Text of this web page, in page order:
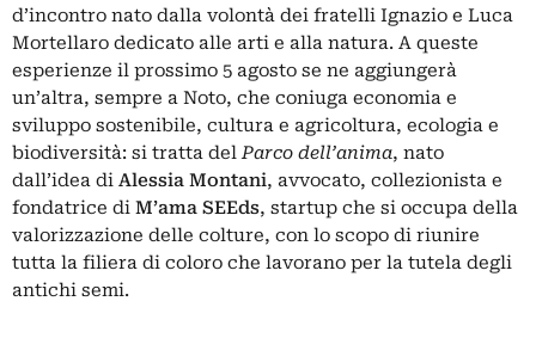
d’incontro nato dalla volontà dei fratelli Ignazio e Luca
Mortellaro dedicato alle arti e alla natura. A queste
esperienze il prossimo 5 agosto se ne aggiungerà
un’altra, sempre a Noto, che coniuga economia e
sviluppo sostenibile, cultura e agricoltura, ecologia e
biodiversità: si tratta delParco dell’anima, nato
dall’idea di Alessia Montani, avvocato, collezionista e
fondatrice di M’ama SEEds, startup che si occupa della
valorizzazione delle colture, con lo scopo di riunire
tutta la filiera di coloro che lavorano per la tutela degli
antichi semi.